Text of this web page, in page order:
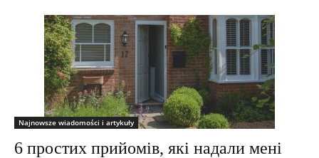
Najnowsze wiadomości i artykuły
6 простих прийомів, які надали мені